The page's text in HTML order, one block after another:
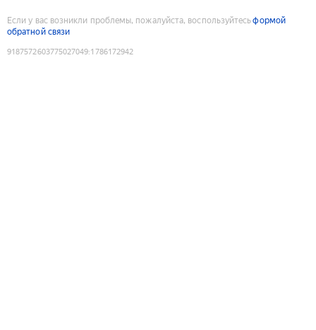
Если у вас возникли проблемы, пожалуйста, воспользуйтесьформой
обратной связи
9187572603775027049:1786172942